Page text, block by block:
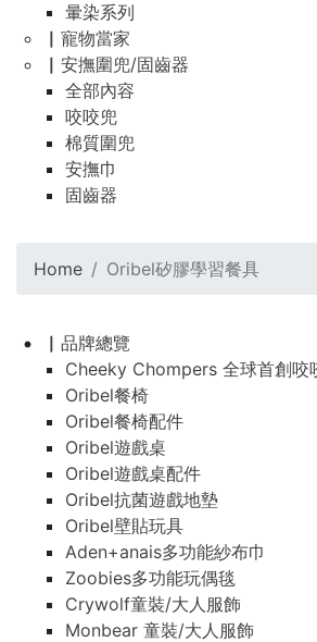
暈染系列
▏寵物當家
▏安撫圍兜/固齒器
全部內容
咬咬兜
棉質圍兜
安撫巾
固齒器
Home Oribel矽膠學習餐具
▏品牌總覽
Cheeky Chompers 全球首創咬
Oribel餐椅
Oribel餐椅配件
Oribel遊戲桌
Oribel遊戲桌配件
Oribel抗菌遊戲地墊
Oribel壁貼玩具
Aden+anais多功能紗布巾
Zoobies多功能玩偶毯
Crywolf童裝/大人服飾
Monbear 童裝/大人服飾